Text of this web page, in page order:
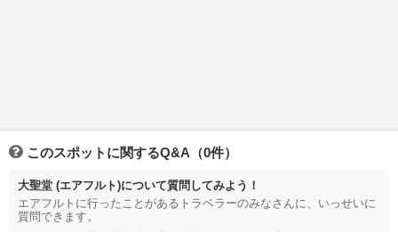
このスポットに関するQ&A（0件）
大聖堂 (エアフルト)について質問してみよう！
エアフルトに行ったことがあるトラベラーのみなさんに、いっせいに
質問できます。